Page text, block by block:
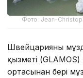
Фото: Jean-
Швейцарияның
қызметі
ортасынан бері